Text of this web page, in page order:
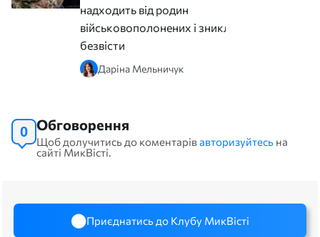
надходить від родин
військовополонених і зниклих
безвісти
Даріна Мельничук
0 Обговорення
Щоб долучитись до коментарівавторизуйтесь на
сайті МикВісті.
Приєднатись до Клубу МикВісті